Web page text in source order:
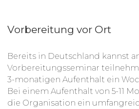
Vorbereitung vor Ort
Bereits in Deutschland kannst
Vorbereitungsseminar
3-monatigen Aufenthalt ein
Bei einem Aufenthalt von 5-11
die Organisation ein